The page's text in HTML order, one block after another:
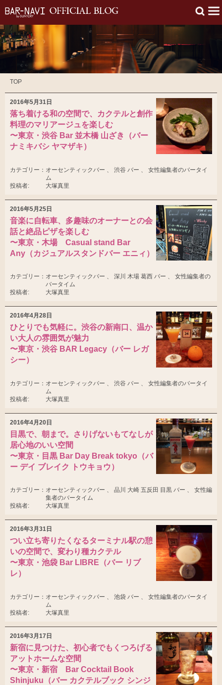
TOP
2016年5月31日
落ち着ける和の空間で、カクテルと創作
料理のマリアージュを楽しむ
〜東京・渋谷 Bar 並木橋 山ざき（バー
ナミキバシ ヤマザキ）
カテゴリー： オーセンティックバー 、 渋谷 バー 、 女性編集者のバータイ
ム
投稿者:
大塚真里
2016年5月25日
音楽に自転車、多趣味のオーナーとの会
話と絶品ピザを楽しむ
〜東京・木場 Casual stand Bar
Any（カジュアルスタンドバー エニィ）
カテゴリー： オーセンティックバー 、 深川 木場 葛西 バー 、 女性編集者の
バータイム
投稿者:
大塚真里
2016年4月28日
ひとりでも気軽に。渋谷の新南口、温か
い大人の雰囲気が魅力
〜東京・渋谷 BAR Legacy（バー レガ
シー）
カテゴリー： オーセンティックバー 、 渋谷 バー 、 女性編集者のバータイ
ム
投稿者:
大塚真里
2016年4月20日
目黒で、朝まで。さりげないもてなしが
居心地のいい空間
〜東京・目黒 Bar Day Break tokyo（バ
ー デイ ブレイク トウキョウ）
カテゴリー： オーセンティックバー 、 品川 大崎 五反田 目黒 バー 、 女性編
集者のバータイム
投稿者:
大塚真里
2016年3月31日
つい立ち寄りたくなるターミナル駅の憩
いの空間で、変わり種カクテル
〜東京・池袋 Bar LIBRE（バー リブ
レ）
カテゴリー： オーセンティックバー 、 池袋 バー 、 女性編集者のバータイ
ム
投稿者:
大塚真里
2016年3月17日
新宿に見つけた、初心者でもくつろげる
アットホームな空間
〜東京・新宿 Bar Cocktail Book
Shinjuku（バー カクテルブック シンジ